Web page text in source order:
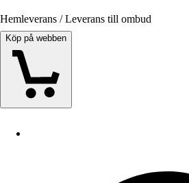
Hemleverans / Leverans till ombud
Köp på webben